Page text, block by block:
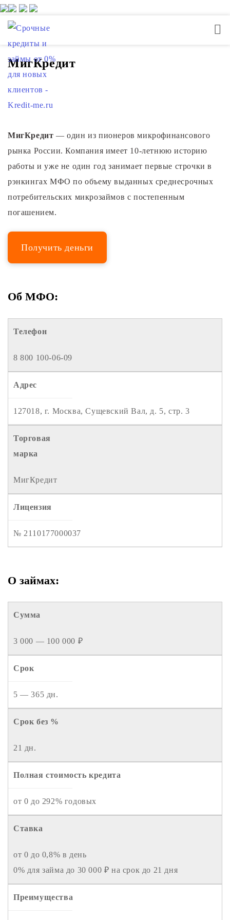
МигКредит
МигКредит — один из пионеров микрофинансового
рынка России. Компания имеет 10-летнюю историю
работы и уже не один год занимает первые строчки в
рэнкингах МФО по объему выданных среднесрочных
потребительских микрозаймов с постепенным
погашением.
Получить деньги
Об МФО:
Телефон
8 800 100-06-09
Адрес
127018, г. Москва, Сущевский Вал, д. 5, стр. 3
Торговая
марка
МигКредит
Лицензия
№ 2110177000037
О займах:
Сумма
3 000 — 100 000 ₽
Срок
5 — 365 дн.
Срок без %
21 дн.
Полная стоимость кредита
от 0 до 292% годовых
Ставка
от 0 до 0,8% в день
0% для займа до 30 000 ₽ на срок до 21 дня
Преимущества